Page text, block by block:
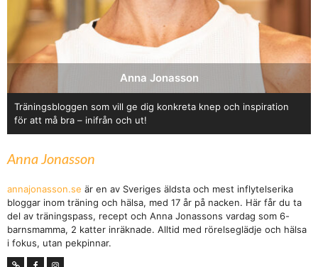
Anna Jonasson
Träningsbloggen som vill ge dig konkreta knep och inspiration
för att må bra – inifrån och ut!
Anna Jonasson
annajonasson.se är en av Sveriges äldsta och mest inflytelserika
bloggar inom träning och hälsa, med 17 år på nacken. Här får du ta
del av träningspass, recept och Anna Jonassons vardag som 6-
barnsmamma, 2 katter inräknade. Alltid med rörelseglädje och hälsa
i fokus, utan pekpinnar.